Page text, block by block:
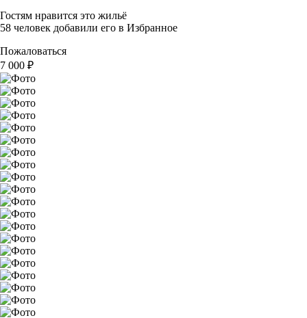
Гостям нравится это жильё
58 человек добавили его в Избранное
Пожаловаться
7 000 ₽